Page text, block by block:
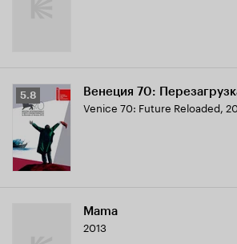
Рейтинг
Кинопоиска
5.8
5.8 Венеция 70:
Venice 70: Future Reloaded,
Mama
2013